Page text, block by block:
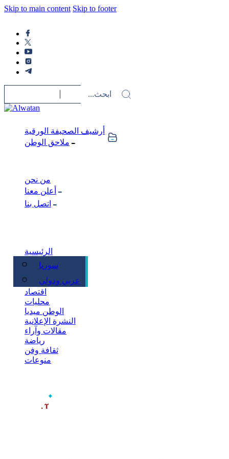
Skip to main content Skip to footer
أرشيف الصحيفة الورقية
ملاحق الوطن
من نحن
أعلن معنا
اتصل بنا
الرئيسية
سوريا
عربي ودولي
اقتصاد
محليات
الوطن ميديا
النشرة الإعلانية
مقالات وآراء
رياضة
ثقافة وفن
منوعات
‫آخر